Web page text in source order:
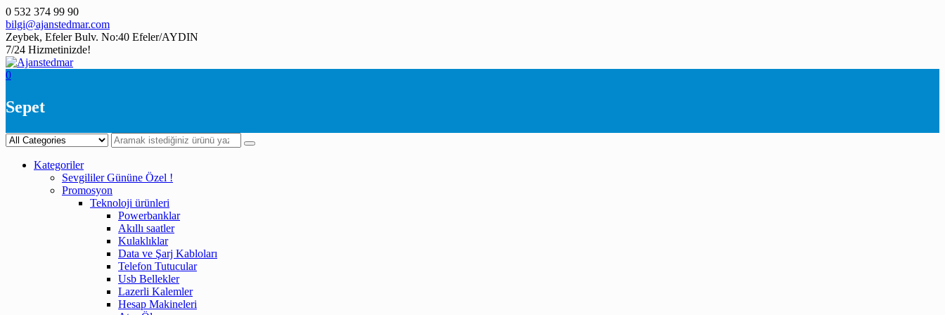
Skip
to
content
0 532 374 99 90
bilgi@ajanstedmar.com
Zeybek, Efeler Bulv. No:40 Efeler/AYDIN
7/24 Hizmetinizde!
0
Sepet
Kategoriler
Sevgililer Gününe Özel !
Promosyon
Teknoloji ürünleri
Powerbanklar
Akıllı saatler
Kulaklıklar
Data ve Şarj Kabloları
Telefon Tutucular
Usb Bellekler
Lazerli Kalemler
Hesap Makineleri